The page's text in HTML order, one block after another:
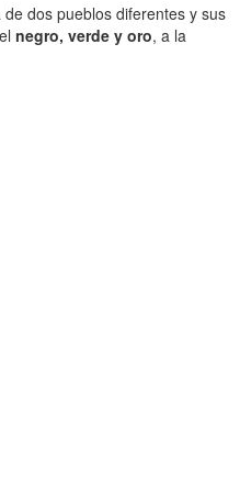
de dos pueblos diferentes y sus
negro, verde y oro, a la